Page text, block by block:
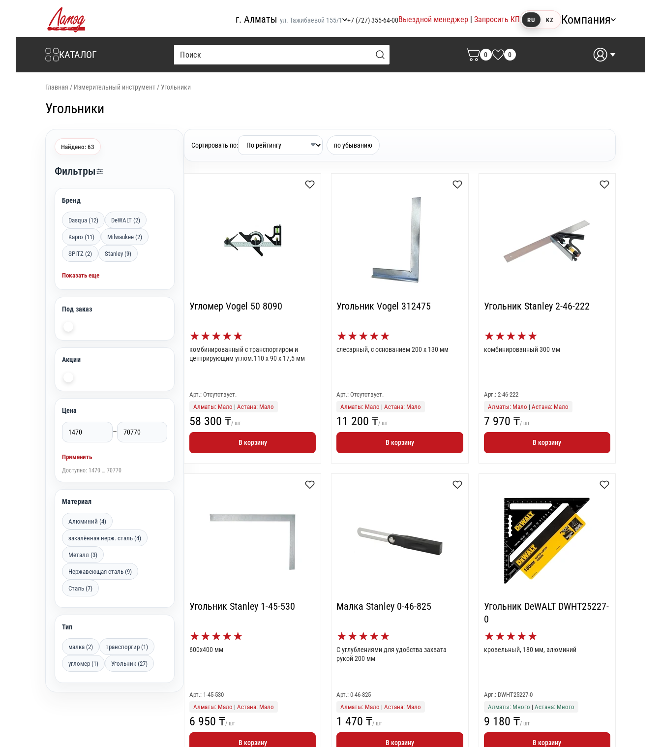
Интернет-магазин Ламэд
г. Алматы ул. Тажибаевой 155/1 +7 (727) 355-64-00Выездной менеджер | Запросить КП RU KZ Компания
КАТАЛОГ 0 0
Главная / Измерительный инструмент /Угольники
Угольники
Найдено: 63
Фильтры
Бренд
Dasqua (12) DeWALT (2)
Kapro (11) Milwaukee (2)
SPITZ (2) Stanley (9)
Показать еще
Под заказ
Акции
Цена
–
Применить
Доступно: 1470 … 70770
Материал
Алюминий (4)
закалённая нерж. сталь (4)
Металл (3)
Нержавеющая сталь (9)
Сталь (7)
Тип
малка (2) транспортир (1)
угломер (1) Угольник (27)
Сортировать по: по убыванию
Угломер Vogel 50 8090
★★★★★
комбинированный с транспортиром и
центрирующим углом.110 x 90 x 17,5 мм
Арт.: Отсутствует.
Алматы: Мало | Астана: Мало
58 300 ₸/ шт
В корзину
Угольник Vogel 312475
★★★★★
слесарный, с основанием 200 x 130 мм
Арт.: Отсутствует.
Алматы: Мало |Астана: Мало
11 200 ₸/ шт
В корзину
Угольник Stanley 2-46-222
★★★★★
комбинированный 300 мм
Арт.: 2-46-222
Алматы: Мало | Астана: Мало
7 970 ₸/ шт
В корзину
Угольник Stanley 1-45-530
★★★★★
600х400 мм
Арт.: 1-45-530
Алматы: Мало | Астана: Мало
6 950 ₸/ шт
В корзину
Малка Stanley 0-46-825
★★★★★
С углублениями для удобства захвата
рукой 200 мм
Арт.: 0-46-825
Алматы: Мало |Астана: Мало
1 470 ₸/ шт
В корзину
Угольник DeWALT DWHT25227-
0
★★★★★
кровельный, 180 мм, алюминий
Арт.: DWHT25227-0
Алматы: Много | Астана: Много
9 180 ₸/ шт
В корзину